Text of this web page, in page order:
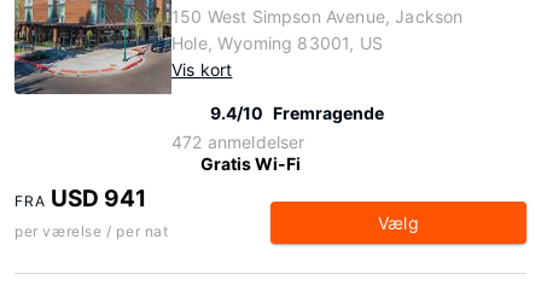
150 West Simpson Avenue, Jackson
Hole, Wyoming 83001, US
Vis kort
9.4/10 Fremragende
472 anmeldelser
Gratis Wi-Fi
FRA USD 941
per værelse / per nat Vælg